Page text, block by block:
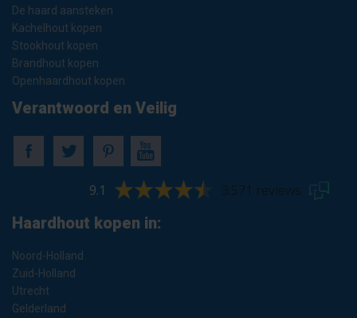
De haard aansteken
Kachelhout kopen
Stookhout kopen
Brandhout kopen
Openhaardhout kopen
Verantwoord en Veilig
9.1 3.571 reviews
Haardhout kopen in:
Noord-Holland
Zuid-Holland
Utrecht
Gelderland